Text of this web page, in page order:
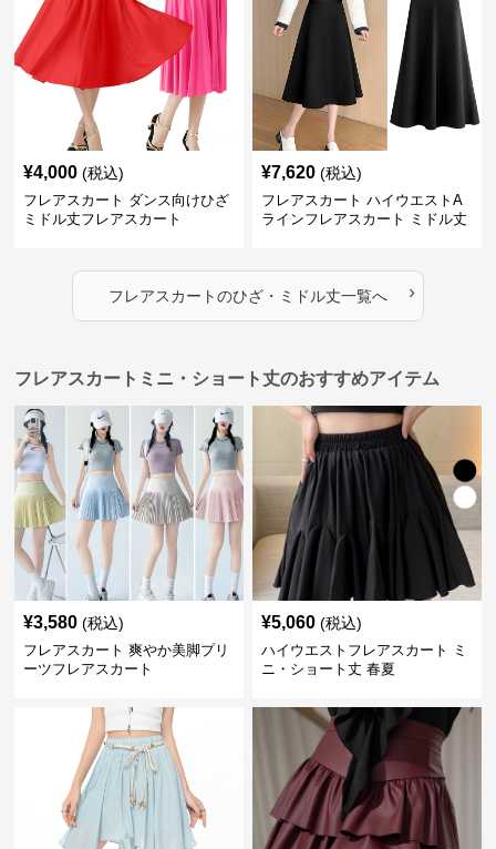
¥4,000 (税込)
フレアスカート ダンス向けひざ
ミドル丈フレアスカート
¥7,620 (税込)
フレアスカート ハイウエストA
ラインフレアスカート ミドル丈
フレアスカートのひざ・ミドル丈一覧へ ›
フレアスカートミニ・ショート丈のおすすめアイテム
¥3,580 (税込)
フレアスカート 爽やか美脚プリ
ーツフレアスカート
¥5,060 (税込)
ハイウエストフレアスカート ミ
ニ・ショート丈 春夏